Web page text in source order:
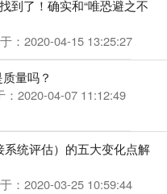
到了！确实和“唯恐避之不
：2020-04-15 13:25:27
量吗？
2020-04-07 11:12:49
系统评估）的五大变化点解
：2020-03-25 10:59:44